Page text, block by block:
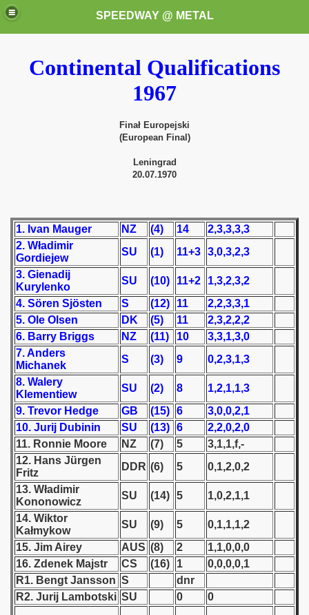
SPEEDWAY @ METAL
Continental Qualifications
1967
Finał Europejski
(European Final)
Leningrad
20.07.1970
1. Ivan Mauger NZ (4) 14
2,3,3,3,3
2. Władimir
Gordiejew
SU (1) 11+3 3,0,3,2,3
3. Gienadij
Kurylenko
SU (10) 11+2
1,3,2,3,2
4. Sören Sjösten
S (12) 11
2,2,3,3,1
5. Ole Olsen
DK (5) 11
2,3,2,2,2
6. Barry Briggs
NZ (11) 10
3,3,1,3,0
7. Anders
Michanek
S (3) 9
0,2,3,1,3
8. Walery
Klementiew
SU (2) 8
1,2,1,1,3
9. Trevor Hedge
GB (15) 6
3,0,0,2,1
10. Jurij Dubinin
SU (13) 6
2,2,0,2,0
11. Ronnie Moore
NZ (7) 5
3,1,1,f,-
12. Hans Jürgen
Fritz
DDR (6) 5
0,1,2,0,2
13. Władimir
Kononowicz
SU (14) 5
1,0,2,1,1
14. Wiktor
Kałmykow
SU (9) 5
0,1,1,1,2
15. Jim Airey
AUS (8) 2
1,1,0,0,0
16. Zdenek Majstr
CS (16) 1
0,0,0,0,1
R1. Bengt Jansson S
dnr
R2. Jurij Lambotski SU 0 0
these speedway programms)
Świata (World Speedway Championship)
1946
- 1952
- 1953
- 1954